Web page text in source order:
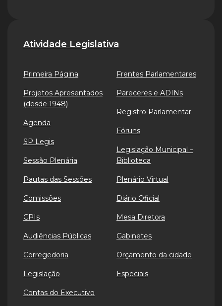
Atividade Legislativa
Primeira Página
Projetos Apresentados
(desde 1948)
Agenda
SP Legis
Sessão Plenária
Pautas das Sessões
Comissões
CPIs
Audiências Públicas
Corregedoria
Legislação
Contas do Executivo
Frentes Parlamentares
Pareceres e ADINs
Registro Parlamentar
Fóruns
Legislação Municipal –
Biblioteca
Plenário Virtual
Diário Oficial
Mesa Diretora
Gabinetes
Orçamento da cidade
Especiais